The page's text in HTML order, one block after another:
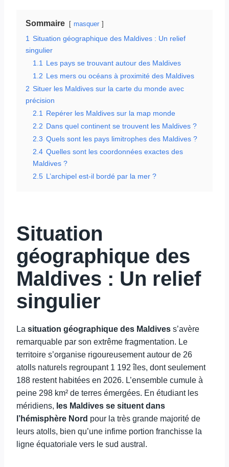
Sommaire masquer
1 Situation géographique des Maldives : Un relief
singulier
1.1
Les pays se trouvant autour des Maldives
1.2 Les mers ou océans à proximité des Maldives
2 Situer les Maldives sur la carte du monde avec
précision
2.1
Repérer les Maldives sur la map monde
2.2 Dans quel continent se trouvent les Maldives ?
2.3 Quels sont les pays limitrophes des Maldives ?
2.4 Quelles sont les coordonnées exactes des
Maldives ?
2.5 L’archipel est-il bordé par la mer ?
Situation
géographique des
Maldives : Un relief
singulier
La situation géographique des Maldives s’avère
remarquable par son extrême fragmentation. Le
territoire s’organise rigoureusement autour de 26
atolls naturels regroupant 1 192 îles, dont seulement
188 restent habitées en 2026. L’ensemble cumule à
peine 298 km² de terres émergées. En étudiant les
méridiens, les Maldives se situent dans
l’hémisphère Nord pour la très grande majorité de
leurs atolls, bien qu’une infime portion franchisse la
ligne équatoriale vers le sud austral.